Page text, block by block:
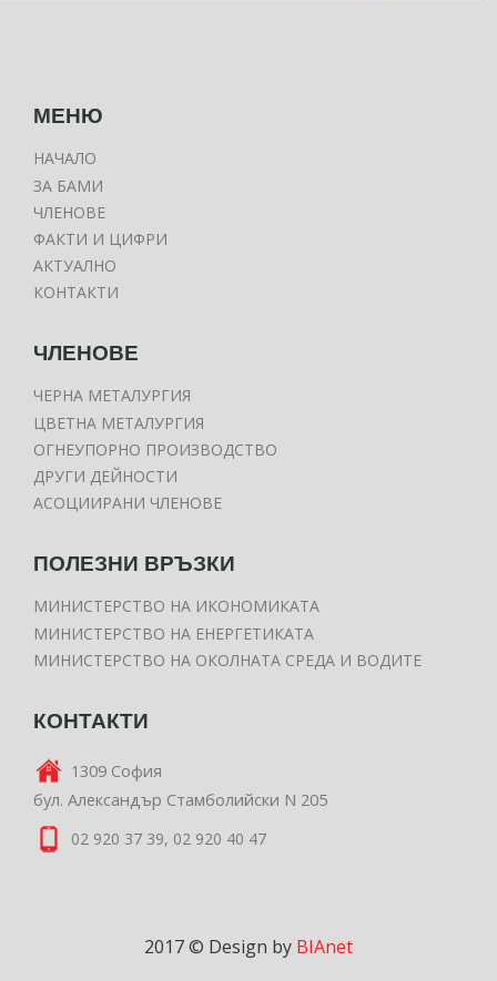
МЕНЮ
НАЧАЛО
ЗА БАМИ
ЧЛЕНОВЕ
ФАКТИ И ЦИФРИ
АКТУАЛНО
КОНТАКТИ
ЧЛЕНОВЕ
ЧЕРНА МЕТАЛУРГИЯ
ЦВЕТНА МЕТАЛУРГИЯ
ОГНЕУПОРНО ПРОИЗВОДСТВО
ДРУГИ ДЕЙНОСТИ
АСОЦИИРАНИ ЧЛЕНОВЕ
ПОЛЕЗНИ ВРЪЗКИ
МИНИСТЕРСТВО НА ИКОНОМИКАТА
МИНИСТЕРСТВО НА ЕНЕРГЕТИКАТА
МИНИСТЕРСТВО НА ОКОЛНАТА СРЕДА И ВОДИТЕ
КОНТАКТИ
1309 София
бул. Александър Стамболийски N 205
02 920 37 39, 02 920 40 47
2017 © Design by BIAnet